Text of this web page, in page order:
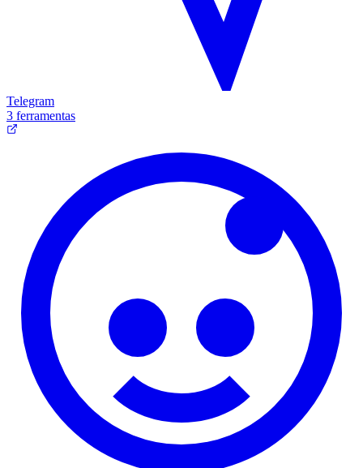
Telegram
3 ferramentas